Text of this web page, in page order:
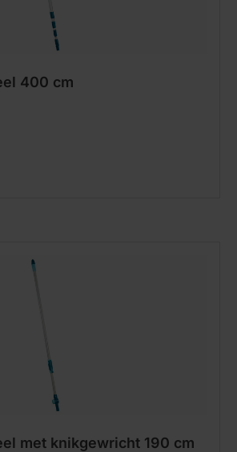
400 cm
met knikgewricht 190 cm